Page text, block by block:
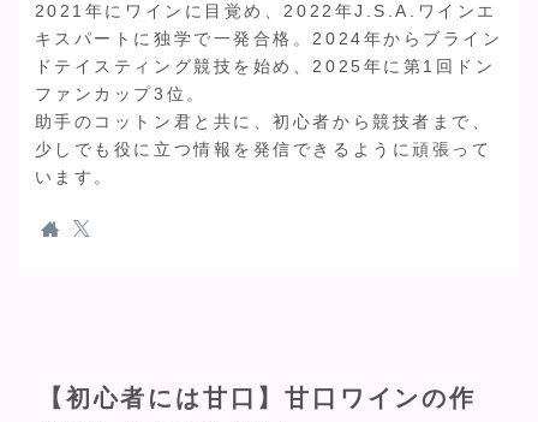
【初心者には甘口】甘口ワインの作
2021年にワインに目覚め、2022年J.S.A.ワインエ
キスパートに独学で一発合格。2024年からブライン
ドテイスティング競技を始め、2025年に第1回ドン
ファンカップ3位。
助手のコットン君と共に、初心者から競技者まで、
少しでも役に立つ情報を発信できるように頑張って
います。